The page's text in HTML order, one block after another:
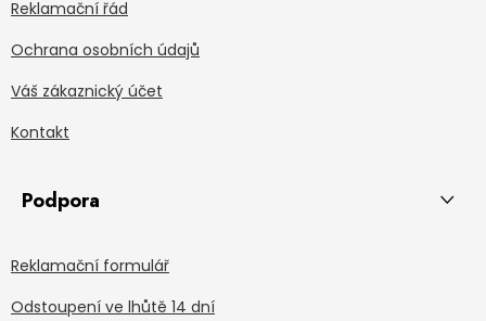
Reklamační řád
Ochrana osobních údajů
Váš zákaznický účet
Kontakt
Podpora
Reklamační formulář
Odstoupení ve lhůtě 14 dní